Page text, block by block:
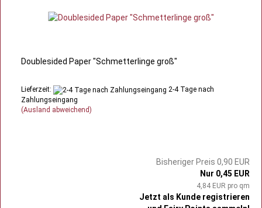
Doublesided Paper "Schmetterlinge groß"
Lieferzeit:
2-4 Tage nach
Zahlungseingang
(Ausland abweichend)
Bisheriger Preis 0,90 EUR
Nur 0,45 EUR
4,84 EUR pro qm
Jetzt als Kunde registrieren